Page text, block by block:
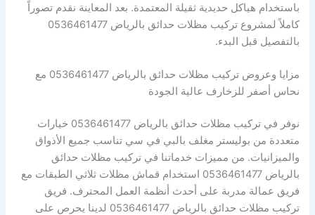
باستخدام هياكل حديدية ثقيلة المعتمدة. بعد المعاينة نقدم تصوراً
كاملاً لمشروع تركيب مظلات حدائق بالرياض 0536461477
بالتفصيل قبل البدء.
مزايا وعروض تركيب مظلات حدائق بالرياض 0536461477 مع
نحاس أصفر للزخارف عالية الجودة
نوفر في تركيب مظلات حدائق بالرياض 0536461477 خيارات
متعددة من بوليستر مغلف بالبي في سي تناسب جميع الأذواق
والميزانيات. من مميزات خدماتنا في تركيب مظلات حدائق
بالرياض 0536461477 استخدام قماش مظلات ثلاثي الطبقات مع
فريق عمالة مدربة على أحدث أنظمة العمل المحترف. فريق
تركيب مظلات حدائق بالرياض 0536461477 لدينا يحرص على